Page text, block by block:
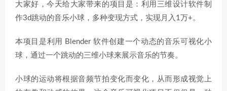
大家好，今天给大家带来的项目是：利用三维设计软件制
作3d跳动的音乐小球，多种变现方式，实现月入1万+。
本项目是利用 Blender 软件创建一个动态的音乐可视化小
球，通过一个跳动的三维小球来展示音乐的节奏。
小球的运动将根据音频节拍变化而变化，从而形成视觉上